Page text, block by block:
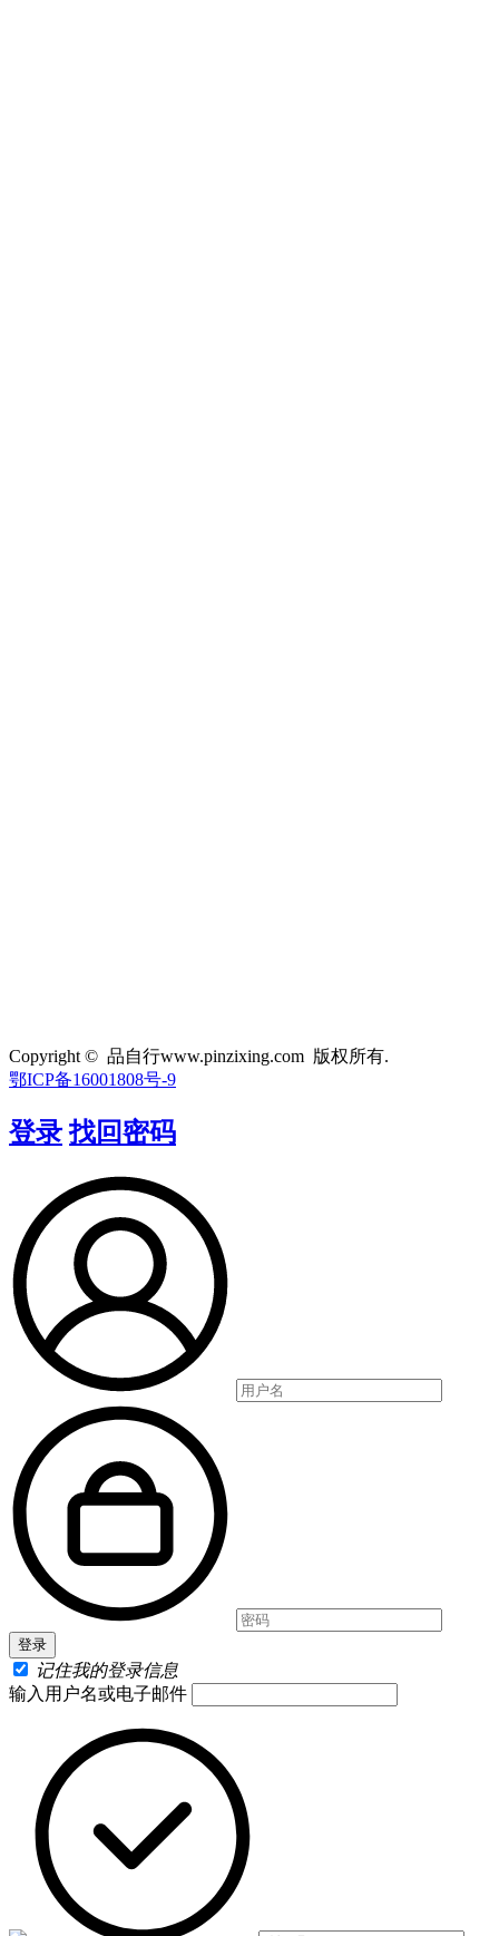
Copyright © 品自行www.pinzixing.com 版权所有.
鄂ICP备16001808号-9
登录 找回密码
记住我的登录信息
输入用户名或电子邮件